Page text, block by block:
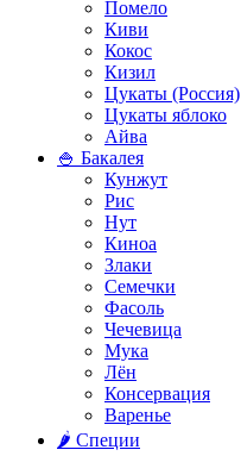
Помело
Киви
Кокос
Кизил
Цукаты (Россия)
Цукаты яблоко
Айва
🍚 Бакалея
Кунжут
Рис
Нут
Киноа
Злаки
Семечки
Фасоль
Чечевица
Мука
Лён
Консервация
Варенье
🌶️ Специи